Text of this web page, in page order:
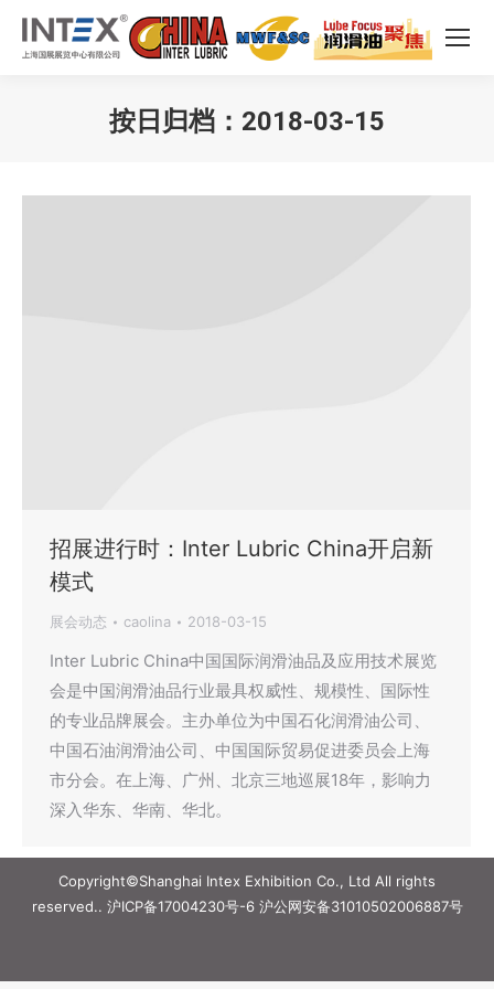
按日归档： 2018-03-15
招展进行时：Inter Lubric China开启新
模式
展会动态 caolina 2018-03-15
Inter Lubric China中国国际润滑油品及应用技术展览
会是中国润滑油品行业最具权威性、规模性、国际性
的专业品牌展会。主办单位为中国石化润滑油公司、
中国石油润滑油公司、中国国际贸易促进委员会上海
市分会。在上海、广州、北京三地巡展18年，影响力
深入华东、华南、华北。
Copyright©Shanghai Intex Exhibition Co., Ltd All rights
reserved.. 沪ICP备17004230号-6沪公网安备31010502006887号